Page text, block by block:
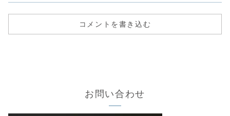
コメントを書き込む
お問い合わせ